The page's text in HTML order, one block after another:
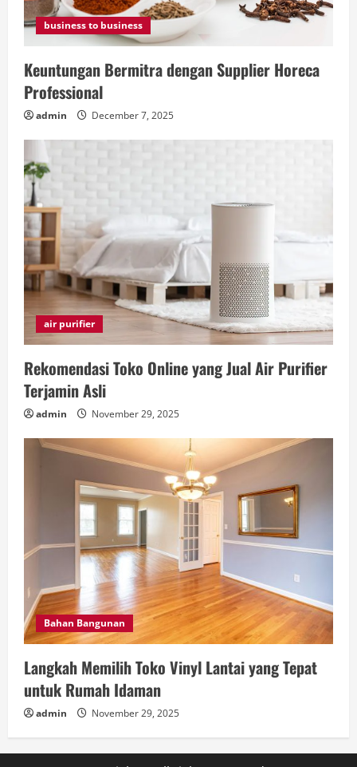
business to business
Keuntungan Bermitra dengan Supplier Horeca
Professional
admin December 7, 2025
air purifier
Rekomendasi Toko Online yang Jual Air Purifier
Terjamin Asli
admin November 29, 2025
Bahan Bangunan
Langkah Memilih Toko Vinyl Lantai yang Tepat
untuk Rumah Idaman
admin November 29, 2025